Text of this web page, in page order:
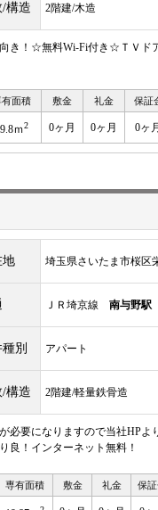
/構造 2階建/木造
き！☆無料Wi-Fi付き☆ＴＶド
有面積 敷金 礼金 保証
ｍ2 0ヶ月 0ヶ月 0ヶ月
地 埼玉県さいたま市桜区
ＪＲ埼京線 南与野駅
別 アパート
/構造 2階建/軽量鉄骨造
必要になりますので当社HP
良！インターネット無料！
専有面積 敷金 礼金 保